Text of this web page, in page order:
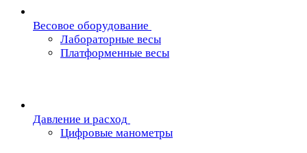
Весовое оборудование
Лабораторные весы
Платформенные весы
Давление и расход
Цифровые манометры